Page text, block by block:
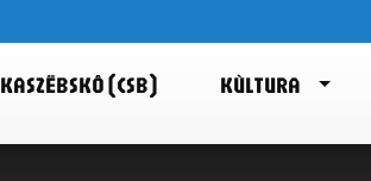
KASZËBSKÔ (CSB) KÙLTURA